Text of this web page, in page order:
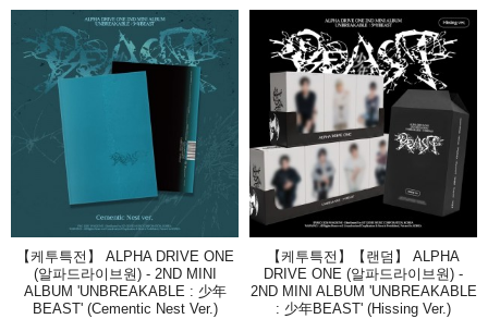
【케투특전】 ALPHA DRIVE ONE
(알파드라이브원) - 2ND MINI
ALBUM 'UNBREAKABLE : 少年
BEAST' (Cementic Nest Ver.)
【케투특전】【랜덤】 ALPHA
DRIVE ONE (알파드라이브원) -
2ND MINI ALBUM 'UNBREAKABLE
: 少年BEAST' (Hissing Ver.)